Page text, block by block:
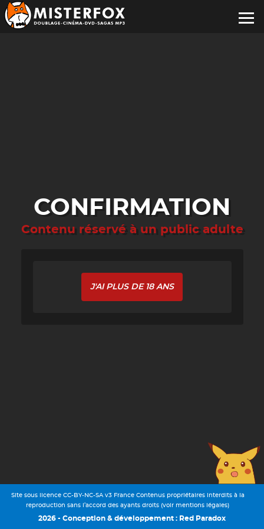
CONFIRMATION
Contenu réservé à un public adulte
J'AI PLUS DE 18 ANS
Site sous licence CC-BY-NC-SA v3 France Contenus propriétaires interdits à la
reproduction sans l’accord des ayants droits (voir mentions légales)
2026 - Conception & développement : Red Paradox